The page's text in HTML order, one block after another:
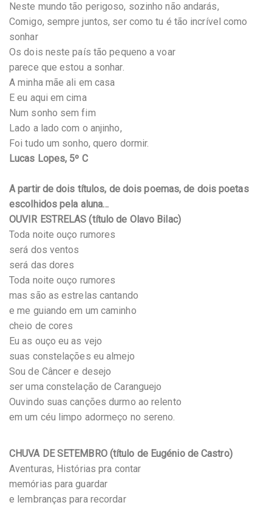
Neste mundo tão perigoso, sozinho não andarás,
Comigo, sempre juntos, ser como tu é tão incrível como
sonhar
Os dois neste país tão pequeno a voar
parece que estou a sonhar.
A minha mãe ali em casa
E eu aqui em cima
Num sonho sem fim
Lado a lado com o anjinho,
Foi tudo um sonho, quero dormir.
Lucas Lopes, 5º C
A partir de dois títulos, de dois poemas, de dois poetas
escolhidos pela aluna…
OUVIR ESTRELAS (título de Olavo Bilac)
Toda noite ouço rumores
será dos ventos
será das dores
Toda noite ouço rumores
mas são as estrelas cantando
e me guiando em um caminho
cheio de cores
Eu as ouço eu as vejo
suas constelações eu almejo
Sou de Câncer e desejo
ser uma constelação de Caranguejo
Ouvindo suas canções durmo ao relento
em um céu limpo adormeço no sereno.
CHUVA DE SETEMBRO (título de Eugénio de Castro)
Aventuras, Histórias pra contar
memórias para guardar
e lembranças para recordar